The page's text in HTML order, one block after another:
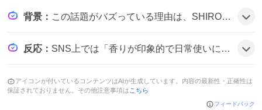
背景 ： この話題がバズっている理由は、SHIROのサボンが手頃な価格でユニセックスな香りを提供し、SNSユーザーの間で高い評価を得たことと、公式オンラインストアでの購入が容易だったことが相まっているようだ。
反応 ： SNS上では「香りが印象的で日常使いに適している」や「価格が手に取りやすい」などの声が多く見られ、一部では「香りが強くて驚くほど」といった感想もあった。
アイコンが付いているコンテンツはAIが生成しています。内容の最新性・正確性は
保証されておりません。その他注意事項は こちら
フィードバック